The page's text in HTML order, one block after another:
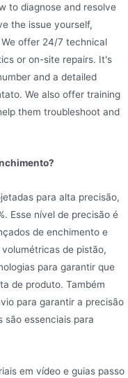
to diagnose and resolve
the issue yourself,
offer 24/7 technical
or on-site repairs. It's
and a detailed
We also offer training
them troubleshoot and
para alta precisão,
Esse nível de precisão é
de enchimento e
de pistão,
para garantir que
de produto. Também
para garantir a precisão
são essenciais para
em vídeo e guias passo